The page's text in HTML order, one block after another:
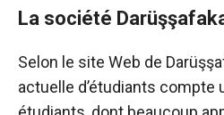
La société
Selon le site Web de
actuelle d’étudiants compte